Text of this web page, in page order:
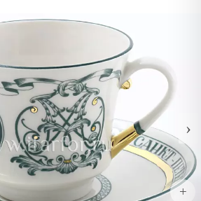
›
+